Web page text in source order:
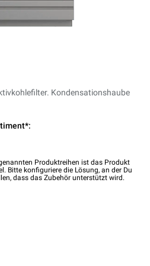
Kondensationshaube
Produktreihen ist das Produkt
Bitte konfiguriere die Lösung, an der Du
dass das Zubehör unterstützt wird.